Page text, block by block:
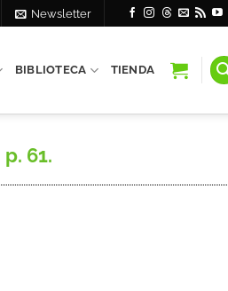
Newsletter
BIBLIOTECA TIENDA
61.